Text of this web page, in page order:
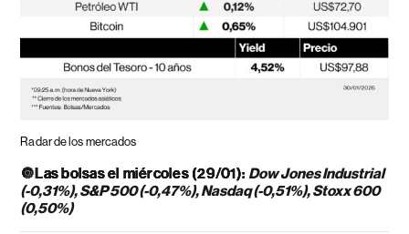
Radar de los mercados
🔘Las bolsas el miércoles (29/01): Dow Jones Industrial
(-0,31%), S&P 500 (-0,47%), Nasdaq (-0,51%), Stoxx 600
(0,50%)